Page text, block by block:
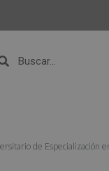
de Especialización